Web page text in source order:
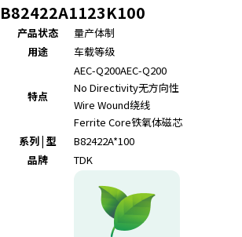
B82422A1123K100
产品状态
量产体制
用途
车载等级
特点
AEC-Q200AEC-Q200
No Directivity无方向性
Wire Wound绕线
Ferrite Core铁氧体磁芯
系列 | 型
B82422A*100
品牌
TDK